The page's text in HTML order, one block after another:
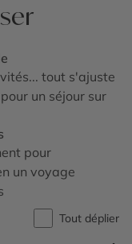
tout s'ajuste
un séjour sur
pour
un voyage
Tout déplier